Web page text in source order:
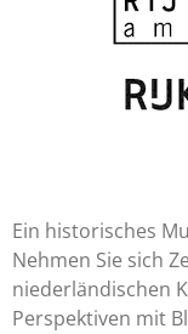
Ein historisches
Nehmen Sie sich
niederländischen
Perspektiven mit